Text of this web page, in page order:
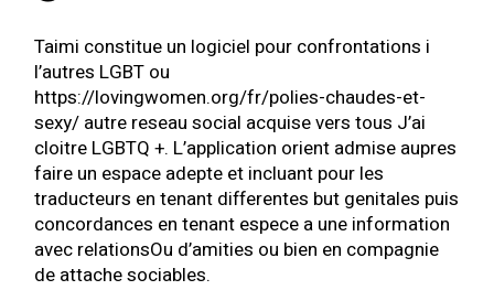
Taimi constitue un logiciel pour confrontations i
l’autres LGBT ou
https://lovingwomen.org/fr/polies-chaudes-et-
sexy/ autre reseau social acquise vers tous J’ai
cloitre LGBTQ +. L’application orient admise aupres
faire un espace adepte et incluant pour les
traducteurs en tenant differentes but genitales puis
concordances en tenant espece a une information
avec relationsOu d’amities ou bien en compagnie
de attache sociables.